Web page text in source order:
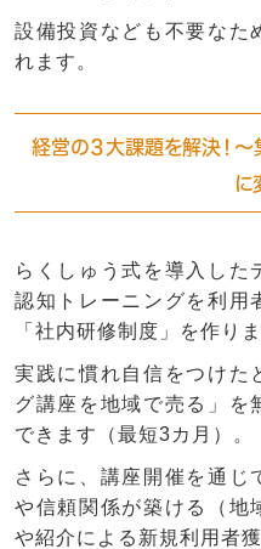
設備投資なども不要なた
れます。
経営の３大課題を解決！～
に
らくしゅう式を導入した
認知トレーニングを利用
「社内研修制度」を作りま
実践に慣れ自信をつけた
グ講座を地域で売る」を
できます（最短3カ月）。
さらに、講座開催を通じ
や信頼関係が築ける（地
や紹介による新規利用者